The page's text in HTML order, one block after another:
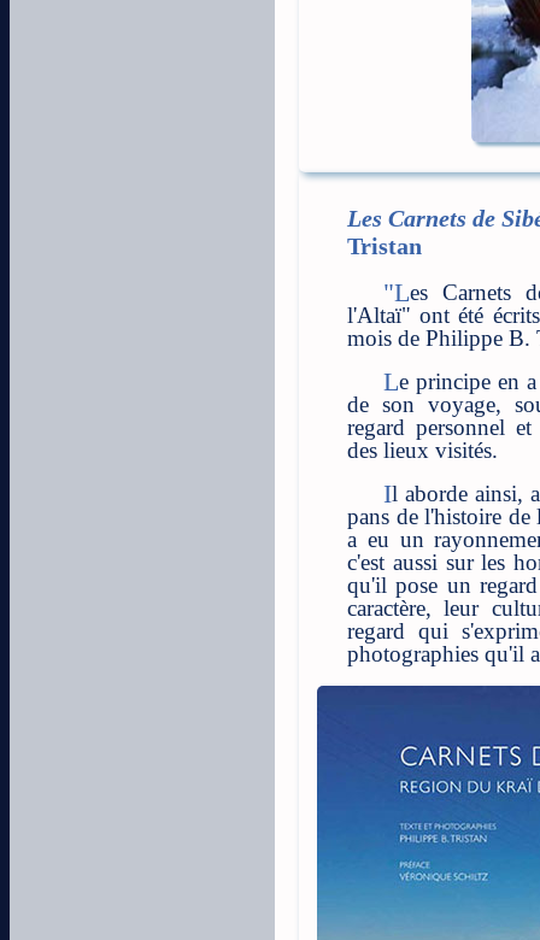
Les Carnets de
Tristan
"Les Carnets de Sibérie, région du kraï de
l'Altaï" ont été
mois de Philippe B.
Le principe en a été une narration de l'ensemble
de son voyage,
regard personnel
des lieux visités.
Il aborde ainsi, avec une légèreté apparente, des
pans de l'histoire
a eu un
c'est aussi sur les
qu'il pose un
caractère, leur
regard qui
photographies qu'il